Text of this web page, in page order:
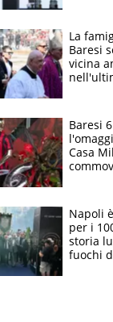
La
Baresi
vicina
Baresi
Casa
bigliettini
Napoli
per i
storia
fuochi